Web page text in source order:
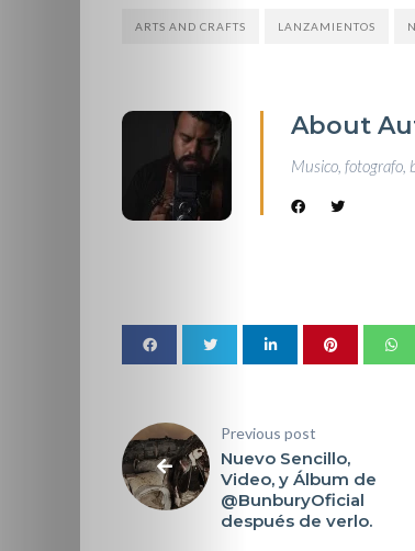
ARTS AND CRAFTS LANZAMIENTOS
About
Musico, fotografo,
Previous post
Nuevo Sencillo,
Video, y Álbum de
@BunburyOficial
después de verlo.